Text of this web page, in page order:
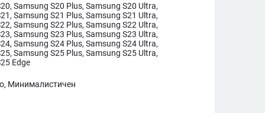
Samsung S20 Plus, Samsung S20 Ultra,
Samsung S21 Plus, Samsung S21 Ultra,
Samsung S22 Plus, Samsung S22 Ultra,
Samsung S23 Plus, Samsung S23 Ultra,
Samsung S24 Plus, Samsung S24 Ultra,
Samsung S25 Plus, Samsung S25 Ultra,
Edge
Минималистичен